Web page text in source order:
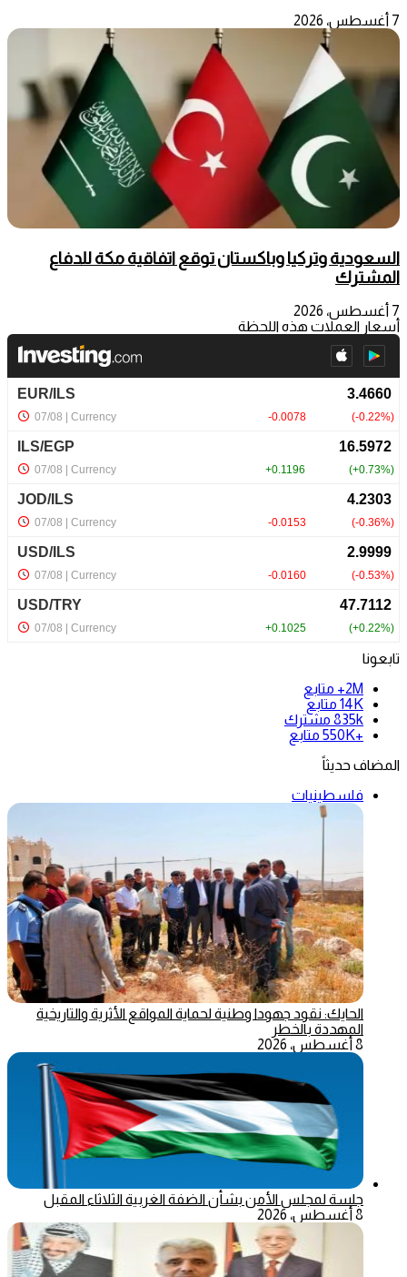
7 أغسطس، 2026
السعودية وتركيا وباكستان توقع اتفاقية مكة للدفاع
المشترك
7 أغسطس، 2026
أسعار العملات هذه اللحظة
تابعونا
2M+
متابع
14K متابع
835k مشترك
+550K
متابع
المضاف حديثاً
فلسطينيات
الحايك: نقود جهودا وطنية لحماية المواقع الأثرية والتاريخية
المهددة بالخطر
8 أغسطس، 2026
جلسة لمجلس الأمن بشأن الضفة الغربية الثلاثاء المقبل
8 أغسطس، 2026